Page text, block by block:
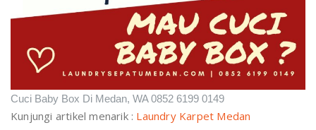
Cuci Baby Box Di Medan, WA 0852 6199 0149
Kunjungi artikel menarik : Laundry Karpet Medan